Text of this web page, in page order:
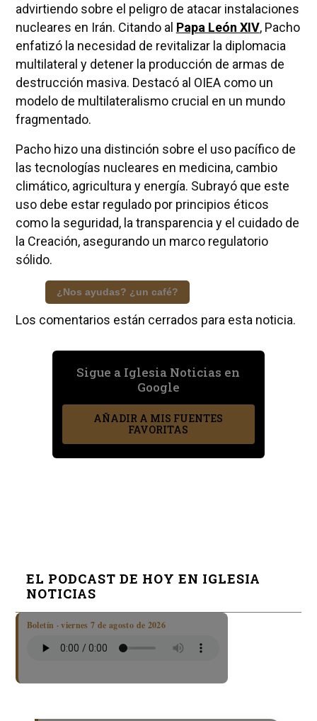
advirtiendo sobre el peligro de atacar instalaciones
nucleares en Irán. Citando al Papa León XIV, Pacho
enfatizó la necesidad de revitalizar la diplomacia
multilateral y detener la producción de armas de
destrucción masiva. Destacó al OIEA como un
modelo de multilateralismo crucial en un mundo
fragmentado.
Pacho hizo una distinción sobre el uso pacífico de
las tecnologías nucleares en medicina, cambio
climático, agricultura y energía. Subrayó que este
uso debe estar regulado por principios éticos
como la seguridad, la transparencia y el cuidado de
la Creación, asegurando un marco regulatorio
sólido.
¿Nos ayudas? ¿un café?
Los comentarios están cerrados para esta noticia.
Sigue a Iglesia Noticias en
Google
AÑADIR A MIS FUENTES
FAVORITAS
EL PODCAST DE HOY EN IGLESIA
NOTICIAS
Boletín · viernes 7 de agosto de 2026